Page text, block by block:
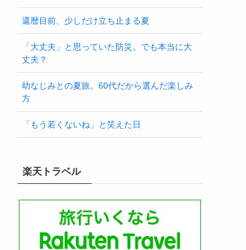
還暦目前、少しだけ立ち止まる夏
「大丈夫」と思っていた防災。でも本当に大
丈夫？
幼なじみとの夏旅。60代だから選んだ楽しみ
方
「もう若くないね」と笑えた日
楽天トラベル